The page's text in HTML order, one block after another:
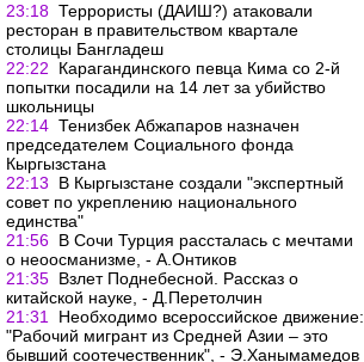
23:18 Террористы (ДАИШ?) атаковали
ресторан в правительством квартале
столицы Бангладеш
22:22
Карагандинского певца Кима со 2-й
попытки посадили на 14 лет за убийство
школьницы
22:14 Тенизбек Абжапаров назначен
председателем Социального фонда
Кыргызстана
22:13
В Кыргызстане создали "экспертный
совет по укреплению национального
единства"
21:56 В Сочи Турция рассталась с мечтами
о неоосманизме, - А.Онтиков
21:35 Взлет Поднебесной. Рассказ о
китайской науке, - Д.Перетолчин
21:31
Необходимо всероссийское движение:
"Рабочий мигрант из Средней Азии – это
бывший соотечественник", - Э.Ханымамедов